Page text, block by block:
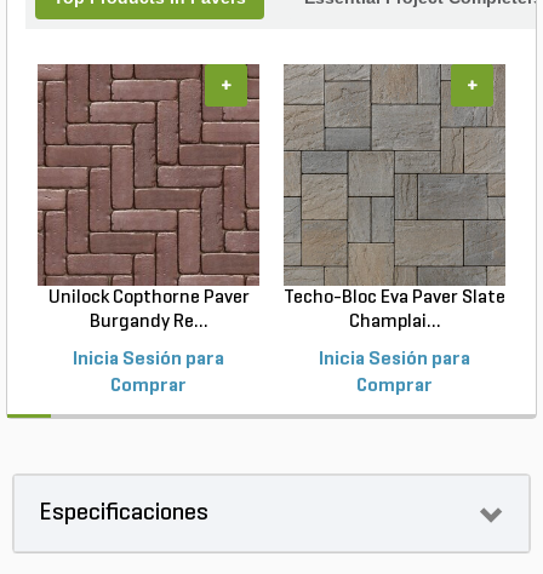
Unilock Copthorne Paver
Burgandy Re...
Inicia Sesión para
Comprar
+
Techo-Bloc Eva Paver Slate
Champlai...
Inicia Sesión para
Comprar
+
Especificaciones